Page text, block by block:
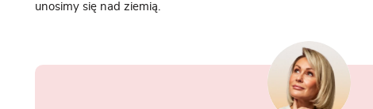
unosimy się nad ziemią.